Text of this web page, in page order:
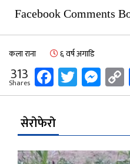
Facebook Comments
कला राना ६ वर्ष अगाडि
313
Shares Facebook
सेरोफेरो